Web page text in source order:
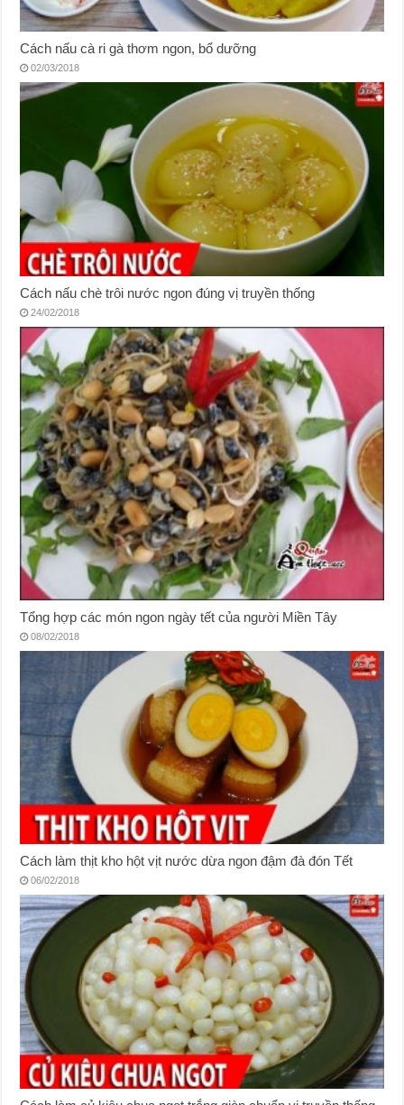
Cách nấu cà ri gà thơm ngon, bổ dưỡng
02/03/2018
Cách nấu chè trôi nước ngon đúng vị truyền thống
24/02/2018
Tổng hợp các món ngon ngày tết của người Miền Tây
08/02/2018
Cách làm thịt kho hột vịt nước dừa ngon đậm đà đón Tết
06/02/2018